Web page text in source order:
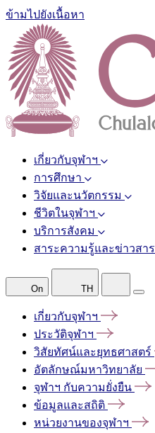
ข้ามไปยังเนื้อหา
เกี่ยวกับจุฬาฯ
การศึกษา
วิจัยและนวัตกรรม
ชีวิตในจุฬาฯ
บริการสังคม
สาระความรู้และข่าวสาร
On TH
เกี่ยวกับจุฬาฯ
ประวัติจุฬาฯ
วิสัยทัศน์และยุทธศาสตร์
อัตลักษณ์มหาวิทยาลัย
จุฬาฯ กับความยั่งยืน
ข้อมูลและสถิติ
หน่วยงานของจุฬาฯ